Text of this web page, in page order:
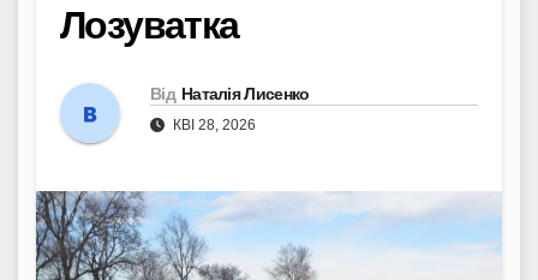
Лозуватка
Від Наталія Лисенко
КВІ 28, 2026